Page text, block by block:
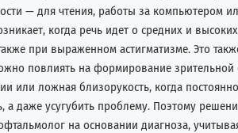
— для чтения, работы за компьютером
когда речь идет о средних и
при выраженном астигматизме. Это
повлиять на формирование зрительной
или ложная близорукость, когда
даже усугубить проблему. Поэтому
на основании диагноза,